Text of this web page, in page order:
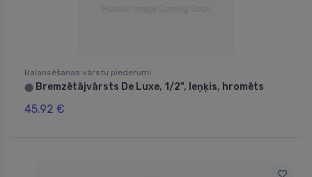
Balansēšanas vārstu piederumi
⬤ Bremzētājvārsts De Luxe, 1/2", leņķis, hromēts
45.92 €